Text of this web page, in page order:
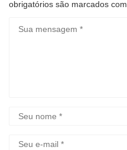
obrigatórios são marcados com